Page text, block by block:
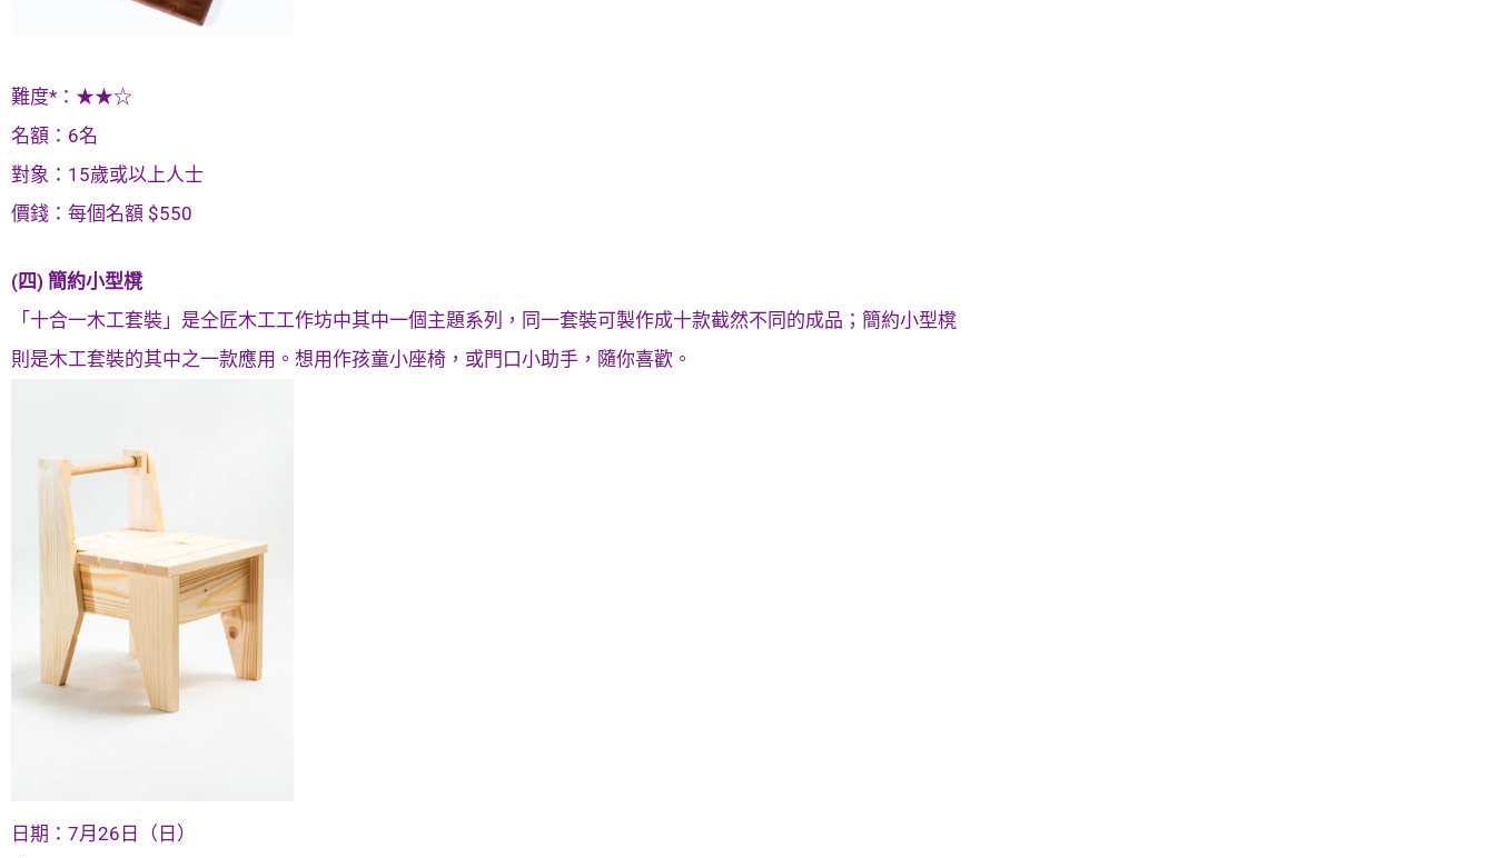
難度*：★★☆
名額：6名
對象：15歲或以上人士
價錢：每個名額 $550
(四) 簡約小型櫈
「十合一木工套裝」是仝匠木工工作坊中其中一個主題系列，同一套裝可製作成十款截然不同的成品；簡約小型櫈
則是木工套裝的其中之一款應用。想用作孩童小座椅，或門口小助手，隨你喜歡。
日期：7月26日（日）